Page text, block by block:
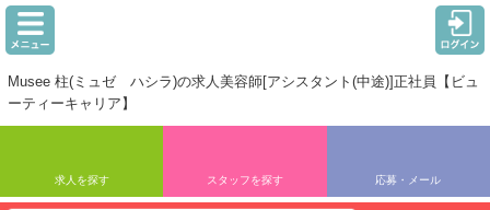
Musee 柱(ミュゼ ハシラ)の求人美容師[アシスタント(中途)]正社員【ビュ
ーティーキャリア】
求人を探す スタッフを探す 応募・メール